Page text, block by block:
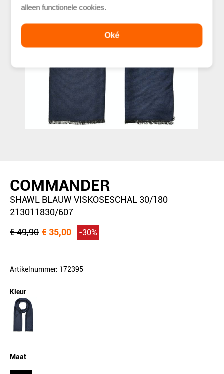
alleen functionele cookies.
Oké
COMMANDER
SHAWL BLAUW VISKOSESCHAL 30/180
213011830/607
€ 49,90 € 35,00 -30%
Artikelnummer: 172395
Kleur
Maat